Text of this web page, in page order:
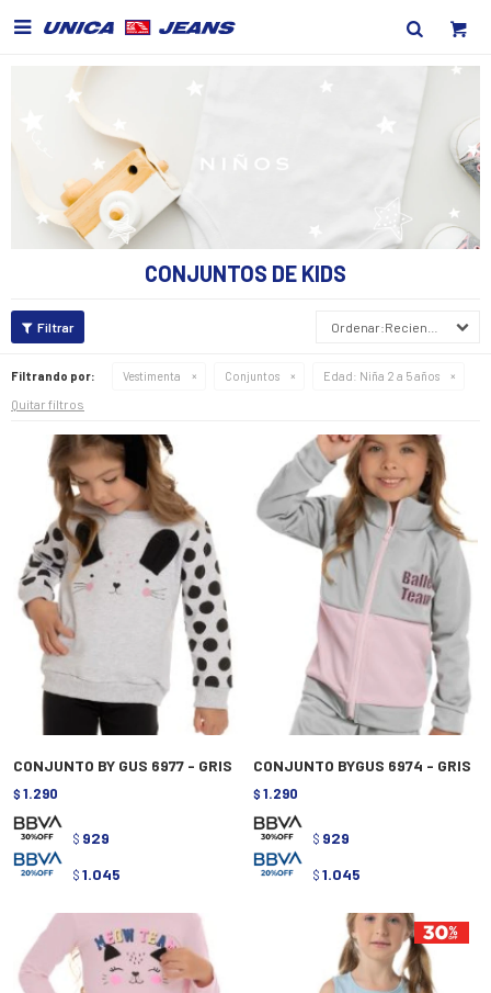

CONJUNTOS DE KIDS
Recientes
Filtrando por: Vestimenta Conjuntos Edad: Niña 2 a 5 años
Quitar filtros
CONJUNTO BY GUS 6977 - GRIS
$ 1.290
$ 929
$ 1.045
CONJUNTO BYGUS 6974 - GRIS
$ 1.290
$ 929
$ 1.045